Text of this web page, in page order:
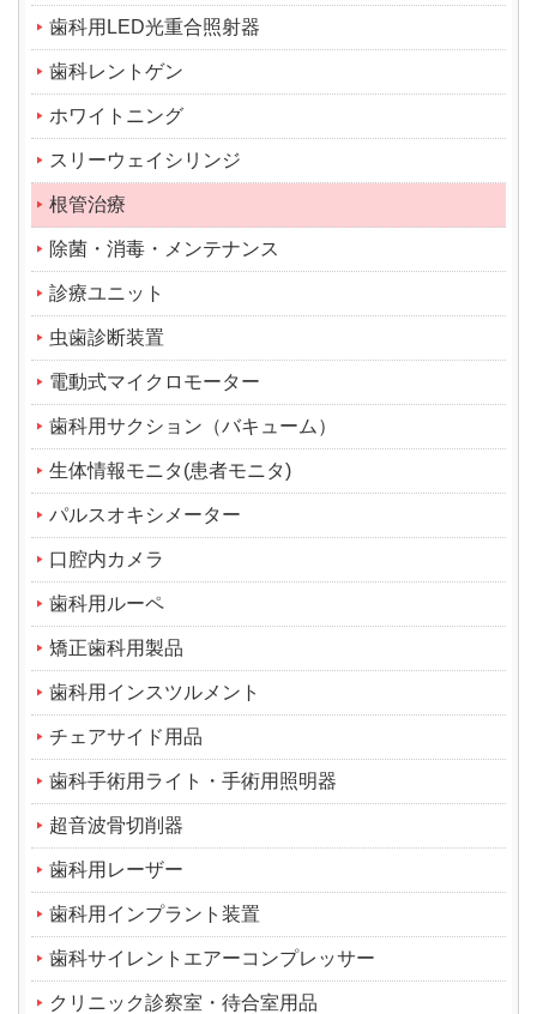
歯科用LED光重合照射器
歯科レントゲン
ホワイトニング
スリーウェイシリンジ
根管治療
除菌・消毒・メンテナンス
診療ユニット
虫歯診断装置
電動式マイクロモーター
歯科用サクション（バキューム）
生体情報モニタ(患者モニタ)
パルスオキシメーター
口腔内カメラ
歯科用ルーペ
矯正歯科用製品
歯科用インスツルメント
チェアサイド用品
歯科手術用ライト・手術用照明器
超音波骨切削器
歯科用レーザー
歯科用インプラント装置
歯科サイレントエアーコンプレッサー
クリニック診察室・待合室用品